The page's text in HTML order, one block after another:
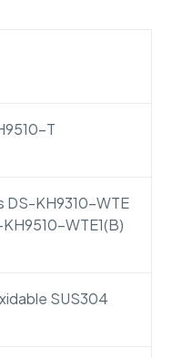
T
DS-KH9310-WTE
KH9510-WTE1(B)
SUS304